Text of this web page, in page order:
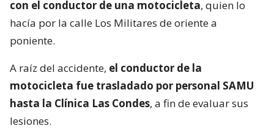
Según la información preliminar, el vehículo
particular marca Mazda, conducido por el
de Córdova en dirección al sur,habría colisionado
con el conductor de una motocicleta, quien lo
hacía por la calle Los Militares de oriente a
poniente.